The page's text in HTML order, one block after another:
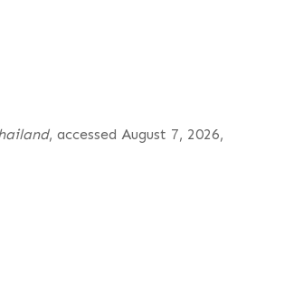
, accessed August 7, 2026,